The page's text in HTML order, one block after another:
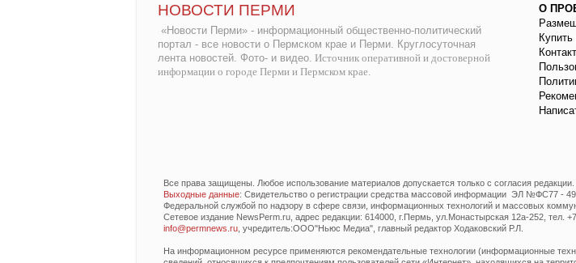
НОВОСТИ ПЕРМИ
«Новости Перми» - информационный общественно-политический
портал - все новости о Пермском крае и Перми. Круглосуточная
лента новостей. Фото- и видео. Источник оперативной и достоверной
информации о городе Перми и Пермском крае.
О
Все права защищены. Любое использование материалов допускается только с согласия редакции.
Выходные данные: Свидетельство о регистрации средства массовой информации ЭЛ №ФС77 -
Федеральной службой по надзору в сфере связи, информационных технологий и массовых
Сетевое издание NewsPerm.ru, адрес редакции: 614000, г.Пермь, ул.Монастырская 12а-252, тел.
info@permnews.ru , учредитель:ООО"Ньюс Медиа", главный редактор Ходаковский Р.Л.
На информационном ресурсе применяются рекомендательные технологии (информационные